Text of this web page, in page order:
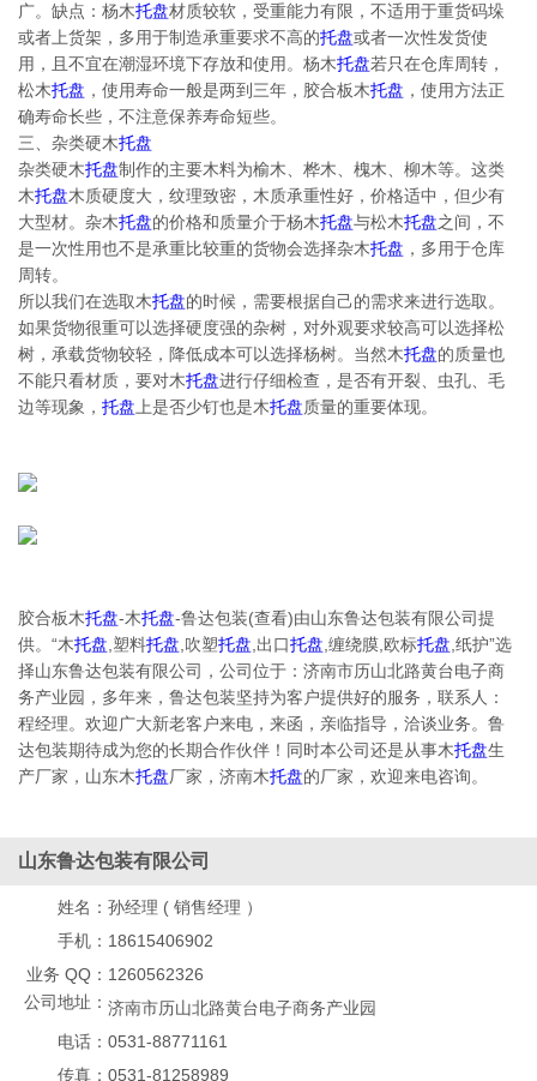
广。缺点：杨木托盘材质较软，受重能力有限，不适用于重货码垛
或者上货架，多用于制造承重要求不高的托盘或者一次性发货使
用，且不宜在潮湿环境下存放和使用。杨木托盘若只在仓库周转，
松木托盘 ，使用寿命一般是两到三年，胶合板木托盘 ，使用方法正
确寿命长些，不注意保养寿命短些。
三、杂类硬木托盘
杂类硬木托盘制作的主要木料为榆木、桦木、槐木、柳木等。这类
木托盘木质硬度大，纹理致密，木质承重性好，价格适中，但少有
大型材。杂木托盘的价格和质量介于杨木托盘与松木托盘之间，不
是一次性用也不是承重比较重的货物会选择杂木托盘 ，多用于仓库
周转。
所以我们在选取木托盘的时候，需要根据自己的需求来进行选取。
如果货物很重可以选择硬度强的杂树，对外观要求较高可以选择松
树，承载货物较轻，降低成本可以选择杨树。当然木托盘的质量也
不能只看材质，要对木托盘进行仔细检查，是否有开裂、虫孔、毛
边等现象， 托盘 上是否少钉也是木托盘质量的重要体现。
胶合板木托盘-木托盘-鲁达包装(查看)由山东鲁达包装有限公司提
供。“木托盘 ,塑料托盘 ,吹塑托盘 ,出口托盘 ,缠绕膜,欧标托盘 ,纸护”选
择山东鲁达包装有限公司，公司位于：济南市历山北路黄台电子商
务产业园，多年来，鲁达包装坚持为客户提供好的服务，联系人：
程经理。欢迎广大新老客户来电，来函，亲临指导，洽谈业务。鲁
达包装期待成为您的长期合作伙伴！同时本公司还是从事木托盘生
产厂家，山东木托盘厂家，济南木托盘的厂家，欢迎来电咨询。
山东鲁达包装有限公司
姓名： 孙经理 ( 销售经理 ）
手机： 18615406902
业务 QQ： 1260562326
公司地址： 济南市历山北路黄台电子商务产业园
电话： 0531-88771161
传真： 0531-81258989